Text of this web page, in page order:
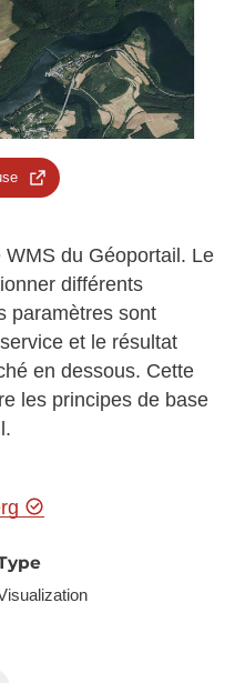
du Géoportail. Le
différents
paramètres sont
et le résultat
en dessous. Cette
les principes de base